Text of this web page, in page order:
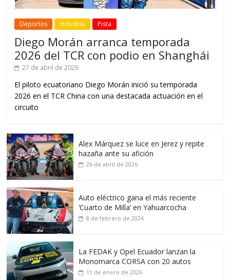
Deportes Industria Pista
Diego Morán arranca temporada
2026 del TCR con podio en Shanghái
27 de abril de 2026
El piloto ecuatoriano Diego Morán inició su temporada
2026 en el TCR China con una destacada actuación en el
circuito
Alex Márquez se luce en Jerez y repite
hazaña ante su afición
26 de abril de 2026
Auto eléctrico gana el más reciente
‘Cuarto de Milla’ en Yahuarcocha
8 de febrero de 2026
La FEDAK y Opel Ecuador lanzan la
Monomarca CORSA con 20 autos
11 de enero de 2026